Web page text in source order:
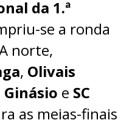
da 1.ª
se a ronda
norte,
, Olivais
Ginásio e SC
as meias-finais